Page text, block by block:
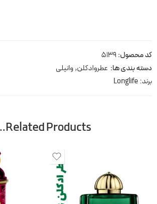
کد محصول:5139
دسته بندی ها: عطروادکلن, وانیلی
برند: Longlife
Related Products…